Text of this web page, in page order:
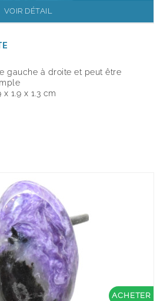
VOIR DÉTAIL
gauche à droite et peut être
1.9 x 1.3 cm
ACHETER